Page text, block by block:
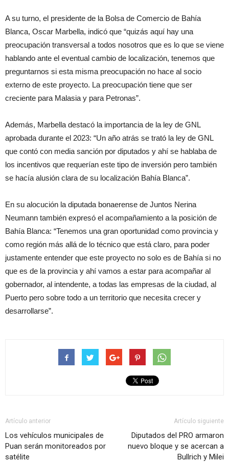
A su turno, el presidente de la Bolsa de Comercio de Bahía
Blanca, Oscar Marbella, indicó que “quizás aquí hay una
preocupación transversal a todos nosotros que es lo que se viene
hablando ante el eventual cambio de localización, tenemos que
preguntarnos si esta misma preocupación no hace al socio
externo de este proyecto. La preocupación tiene que ser
creciente para Malasia y para Petronas”.
Además, Marbella destacó la importancia de la ley de GNL
aprobada durante el 2023: “Un año atrás se trató la ley de GNL
que contó con media sanción por diputados y ahí se hablaba de
los incentivos que requerían este tipo de inversión pero también
se hacía alusión clara de su localización Bahía Blanca”.
En su alocución la diputada bonaerense de Juntos Nerina
Neumann también expresó el acompañamiento a la posición de
Bahía Blanca: “Tenemos una gran oportunidad como provincia y
como región más allá de lo técnico que está claro, para poder
justamente entender que este proyecto no solo es de Bahía si no
que es de la provincia y ahí vamos a estar para acompañar al
gobernador, al intendente, a todas las empresas de la ciudad, al
Puerto pero sobre todo a un territorio que necesita crecer y
desarrollarse”.
Artículo anterior
Los vehículos municipales de
Puan serán monitoreados por
satélite
Artículo siguiente
Diputados del PRO armaron
nuevo bloque y se acercan a
Bullrich y Milei